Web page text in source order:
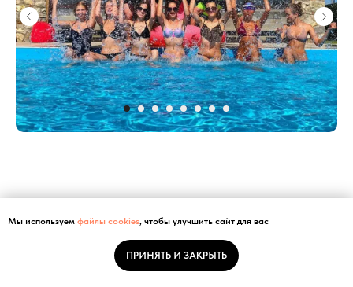
Оставить заявку
Санаторий «Сотник»
Мы используем файлы cookies, чтобы улучшить сайт для вас
ПРИНЯТЬ И ЗАКРЫТЬ